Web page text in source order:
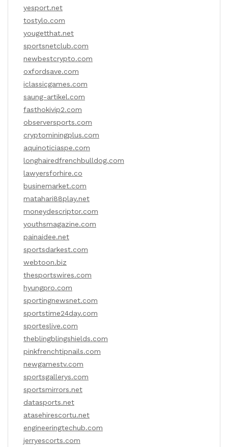
yesport.net
tostylo.com
yougetthat.net
sportsnetclub.com
newbestcrypto.com
oxfordsave.com
iclassicgames.com
saung-artikel.com
fasthokivip2.com
observersports.com
cryptominingplus.com
aquinoticiaspe.com
longhairedfrenchbulldog.com
lawyersforhire.co
businemarket.com
matahari88play.net
moneydescriptor.com
youthsmagazine.com
painaidee.net
sportsdarkest.com
webtoon.biz
thesportswires.com
hyungpro.com
sportingnewsnet.com
sportstime24day.com
sporteslive.com
theblingblingshields.com
pinkfrenchtipnails.com
newgamestv.com
sportsgallerys.com
sportsmirrors.net
datasports.net
atasehirescortu.net
engineeringtechub.com
jerryescorts.com